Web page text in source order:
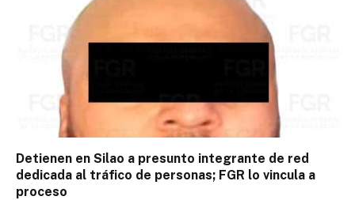
Detienen en Silao a presunto integrante de red
dedicada al tráfico de personas; FGR lo vincula a
proceso